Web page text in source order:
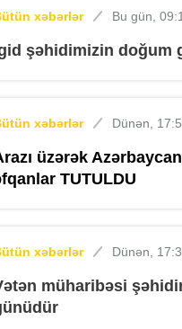
xəbərlər Bu gün,
şəhidimizin doğum
xəbərlər Dünən,
üzərək
TUTULDU
xəbərlər Dünən,
müharibəsi